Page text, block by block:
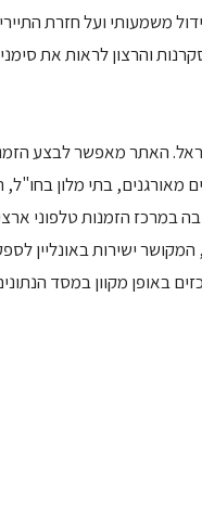
משמעותי ועל חזרת
והרצון לראות את
האתר מאפשר לבצע
מאורגנים, בתי מלון
במרכז הזמנות טלפוני
ישירות באונליין
באופן מקוון במסד